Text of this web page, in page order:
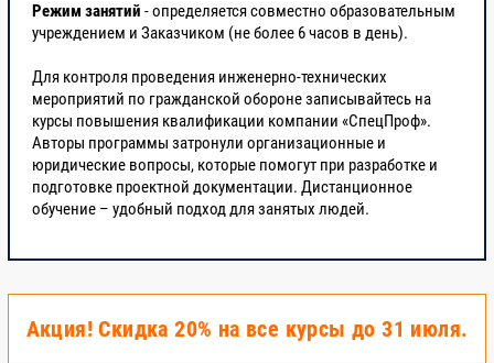
Режим занятий - определяется совместно образовательным
учреждением и Заказчиком (не более 6 часов в день).
Для контроля проведения инженерно-технических
мероприятий по гражданской обороне записывайтесь на
курсы повышения квалификации компании «СпецПроф».
Авторы программы затронули организационные и
юридические вопросы, которые помогут при разработке и
подготовке проектной документации. Дистанционное
обучение – удобный подход для занятых людей.
которых являются опасные природные
процессы
3. Технологии проектирования 8
3.1
Системы автоматизированного
проектирования, используемые при
разработке разделов: инженерно-
гражданской обороне и инженерно-
ситуацийприродного и техногенного
8
Акция! Скидка 20% на все курсы до 31 июля.